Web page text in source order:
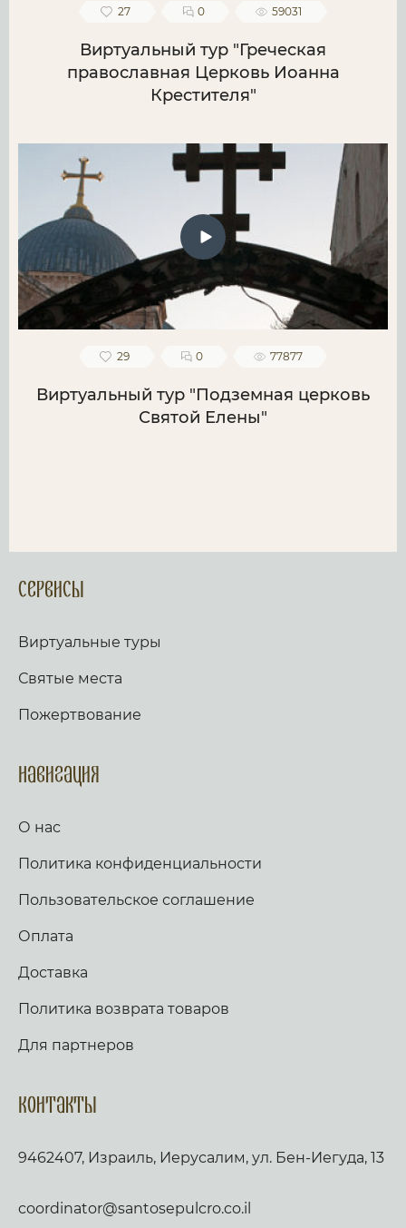
27 0 59031
Виртуальный тур "Греческая
православная Церковь Иоанна
Крестителя"
29 0 77877
Виртуальный тур "Подземная церковь
Святой Елены"
Сервисы
Виртуальные туры
Святые места
Пожертвование
Навигация
О нас
Политика конфиденциальности
Пользовательское соглашение
Оплата
Доставка
Политика возврата товаров
Для партнеров
Контакты
9462407, Израиль, Иерусалим, ул. Бен-Иегуда, 13
coordinator@santosepulcro.co.il